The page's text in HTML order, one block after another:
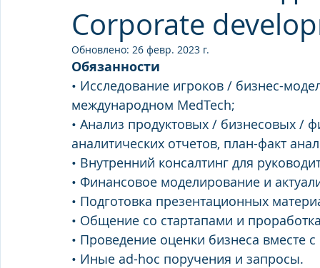
Corporate
Обновлено: 26 февр. 2023 г.
Обязанности
• Исследование игроков / бизнес-
международном MedTech;
• Анализ продуктовых / бизнесовых /
аналитических отчетов, план-факт
• Внутренний консалтинг для
• Финансовое моделирование и
• Подготовка презентационных
• Общение со стартапами и
• Проведение оценки бизнеса вместе с
• Иные ad-hoc поручения и запросы.